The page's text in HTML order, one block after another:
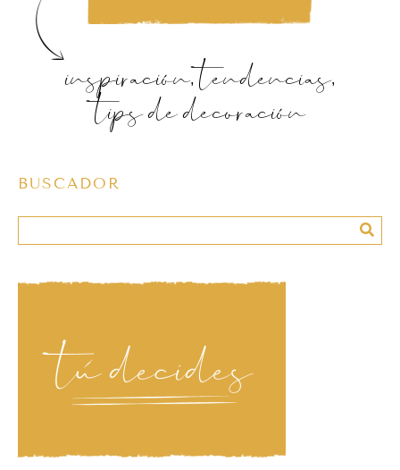
inspiración, tendencias,
tips de decoración
BUSCADOR